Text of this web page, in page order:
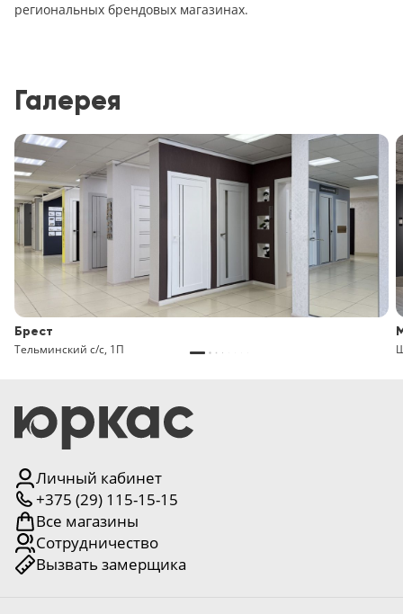
региональных брендовых магазинах.
Галерея
Брест
Тельминский с/с, 1П
Личный кабинет
+375 (29) 115-15-15
Все магазины
Сотрудничество
Вызвать замерщика